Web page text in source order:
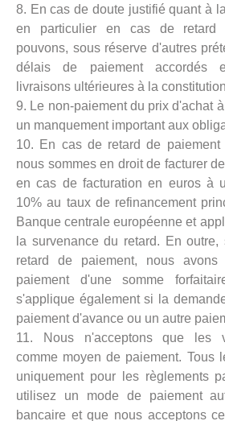
8. En cas de doute justifié quant à
en particulier en cas de retard
pouvons, sous réserve d'autres
délais de paiement accordés
livraisons ultérieures à la
9. Le non-paiement du prix d'achat
un manquement important aux
10. En cas de retard de
nous sommes en droit de facturer
en cas de facturation en euros à
10% au taux de refinancement
Banque centrale européenne et
la survenance du retard. En
retard de paiement, nous avons
paiement d'une somme
s'applique également si la
paiement d'avance ou un autre
11. Nous n'acceptons que les
comme moyen de paiement. Tous
uniquement pour les règlements
utilisez un mode de paiement
bancaire et que nous acceptons